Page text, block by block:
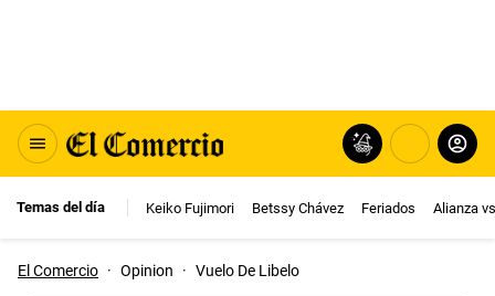
Temas del día Keiko Fujimori Betssy Chávez Feriados Alianza
El Comercio · Opinion · Vuelo De Libelo